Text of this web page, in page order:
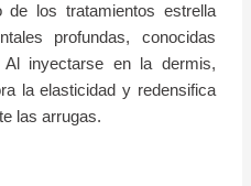
los tratamientos estrella
profundas, conocidas
Al inyectarse en la dermis,
la elasticidad y redensifica
las arrugas.